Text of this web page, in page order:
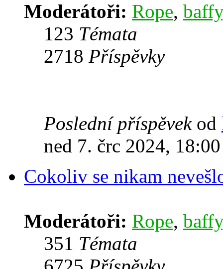
Moderátoři: Rope, baffy
123 Témata
2718 Příspěvky
Poslední příspěvekod
ned 7. črc 2024, 18:00
Cokoliv se nikam
Moderátoři: Rope, baffy
351 Témata